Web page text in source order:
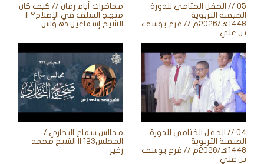
محاضرات أيام زمان // كيف كان
منهج السلف في الإصلاح؟ ||
الشيخ إسماعيل دهواس
05 // الحفل الختامي للدورة
الصيفية التربوية
1448ه‍/2026م // فرع يوسف
بن علي
مجالس سماع البخاري /
المجلس123 || الشيخ محمد
زغير
04 // الحفل الختامي للدورة
الصيفية التربوية
1448ه‍/2026م // فرع يوسف
بن علي